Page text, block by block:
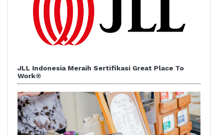
JLL Indonesia Meraih Sertifikasi Great Place To
Work®